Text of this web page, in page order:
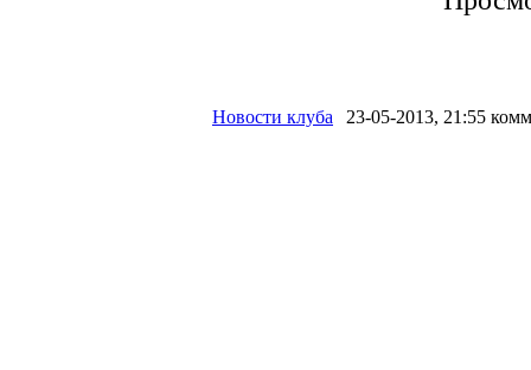
Новости клуба 23-05-2013, 21:55